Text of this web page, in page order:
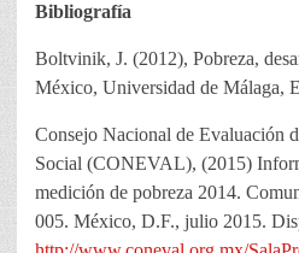
Bibliografía
Boltvinik, J. (2012), Pobreza,
México, Universidad de Málaga,
Consejo Nacional de Evaluación
Social (CONEVAL), (2015)
medición de pobreza 2014.
005. México, D.F., julio 2015.